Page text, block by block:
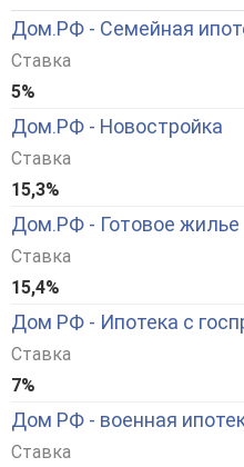
Дом.РФ - Семейная
Ставка
5%
Дом.РФ - Новостройка
Ставка
15,3%
Дом.РФ - Готовое жилье
Ставка
15,4%
Дом РФ - Ипотека с
Ставка
7%
Дом РФ - военная
Ставка